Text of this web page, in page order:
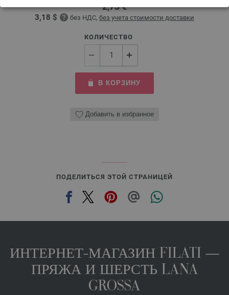
2,73 €
3,18 $ без НДС, без учета стоимости доставки
КОЛИЧЕСТВО
В КОРЗИНУ
Добавить в избранное
ПОДЕЛИТЬСЯ ЭТОЙ СТРАНИЦЕЙ
ИНТЕРНЕТ-МАГАЗИН FILATI —
ПРЯЖА И ШЕРСТЬ LANA
GROSSA